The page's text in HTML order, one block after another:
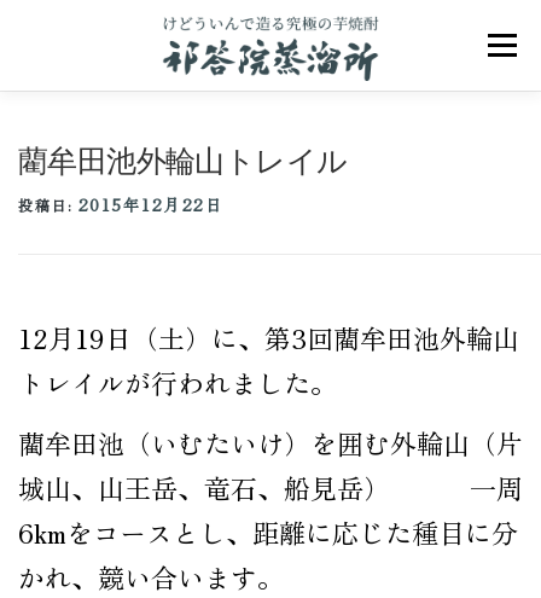
メニュ
商品一覧 アクセス お問合せ ブログ
公式オンラインショップ
藺牟田池外輪山トレイル
投稿日: 2015年12月22日
12月19日（土）に、第3回藺牟田池外輪山
トレイルが行われました。
藺牟田池（いむたいけ）を囲む外輪山（片
城山、山王岳、竜石、船見岳） 一周
6kmをコースとし、距離に応じた種目に分
かれ、競い合います。